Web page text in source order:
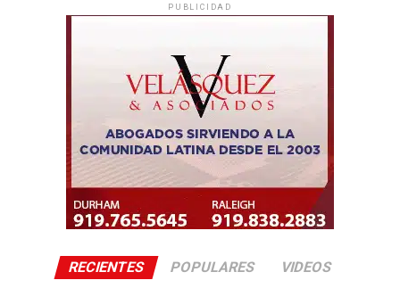
PUBLICIDAD
RECIENTES POPULARES VIDEOS